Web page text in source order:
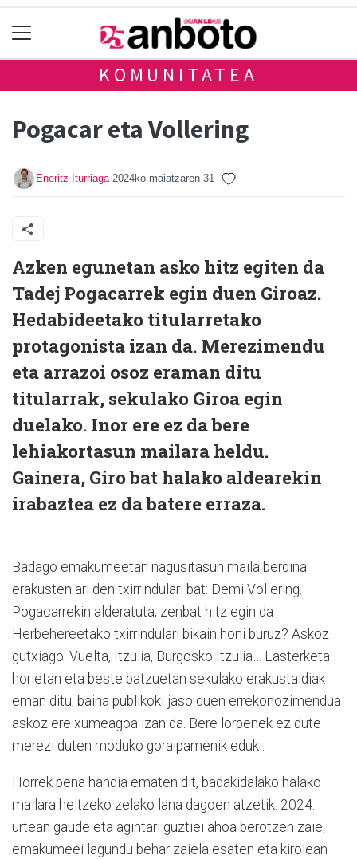
KOMUNITATEA
Pogacar eta Vollering
Eneritz Iturriaga 2024ko maiatzaren 31
Azken egunetan asko hitz egiten da
Tadej Pogacarrek egin duen Giroaz.
Hedabideetako titularretako
protagonista izan da. Merezimendu
eta arrazoi osoz eraman ditu
titularrak, sekulako Giroa egin
duelako. Inor ere ez da bere
lehiakortasun mailara heldu.
Gainera, Giro bat halako aldearekin
irabaztea ez da batere erraza.
Badago emakumeetan nagusitasun maila berdina
erakusten ari den txirrindulari bat: Demi Vollering.
Pogacarrekin alderatuta, zenbat hitz egin da
Herbehereetako txirrindulari bikain honi buruz? Askoz
gutxiago. Vuelta, Itzulia, Burgosko Itzulia… Lasterketa
horietan eta beste batzuetan sekulako erakustaldiak
eman ditu, baina publikoki jaso duen errekonozimendua
askoz ere xumeagoa izan da. Bere lorpenek ez dute
merezi duten moduko goraipamenik eduki.
Horrek pena handia ematen dit, badakidalako halako
mailara heltzeko zelako lana dagoen atzetik. 2024.
urtean gaude eta agintari guztiei ahoa berotzen zaie,
emakumeei lagundu behar zaiela esaten eta kirolean